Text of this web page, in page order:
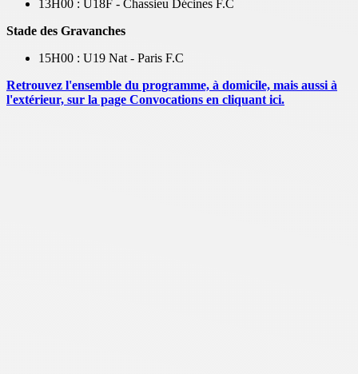
13H00 : U18F - Chassieu Décines F.C
Stade des Gravanches
15H00 : U19 Nat - Paris F.C
Retrouvez l'ensemble du programme, à domicile, mais aussi à
l'extérieur, sur la page Convocations en cliquant ici.